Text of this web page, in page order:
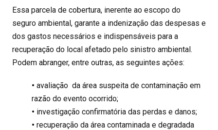
Essa parcela de cobertura, inerente ao escopo do
seguro ambiental, garante a indenização das despesas e
dos gastos necessários e indispensáveis para a
recuperação do local afetado pelo sinistro ambiental.
Podem abranger, entre outras, as seguintes ações:
• avaliação da área suspeita de contaminação em
razão do evento ocorrido;
• investigação confirmatória das perdas e danos;
• recuperação da área contaminada e degradada